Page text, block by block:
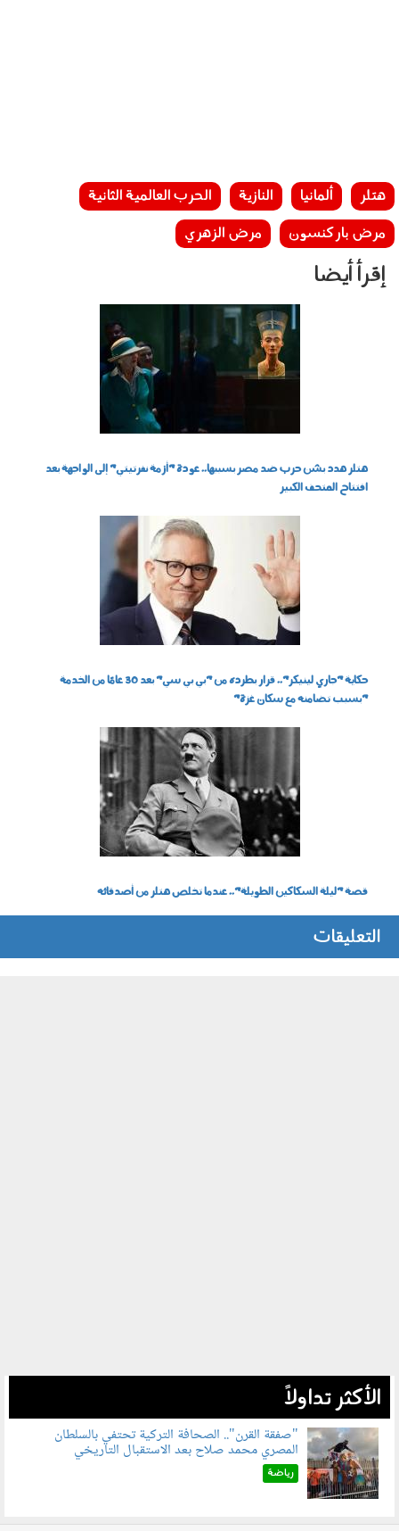
هتلر ألمانيا النازية
الحرب العالمية الثانية
مرض باركنسون
مرض الزهري
إقرأ أيضا
هتلر هدد بشن حرب ضد مصر بسببها.. عودة "أزمة نفرتيتي" إلى الواجهة بعد
افتتاح المتحف الكبير
حكاية "جاري لينيكر".. قرار بطرده من "بي بي سي" بعد 30 عامًا من الخدمة
"بسبب تضامنه مع سكان غزة"
قصة "ليلة السكاكين الطويلة".. عندما تخلص هتلر من أصدقائه
التعليقات
الأكثر تداولاً
070801.jpg
"صفقة القرن".. الصحافة التركية تحتفي بالسلطان
المصري محمد صلاح بعد الاستقبال التاريخي
رياضة